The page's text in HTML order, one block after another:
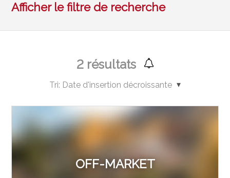
Afficher le filtre de recherche
2résultats
Tri: Date d'insertion décroissante
OFF-MARKET